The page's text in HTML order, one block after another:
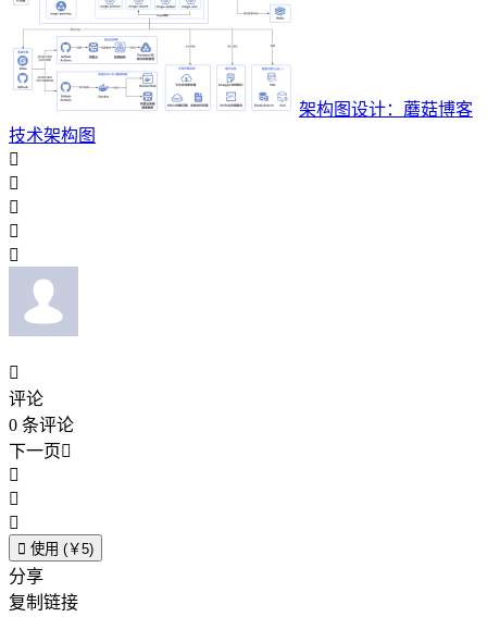
架构图设计：蘑菇博客
技术架构图






评论
0 条评论
下一页



 使用 (￥5)
分享
复制链接